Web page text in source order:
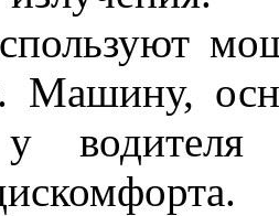
Машину,
у